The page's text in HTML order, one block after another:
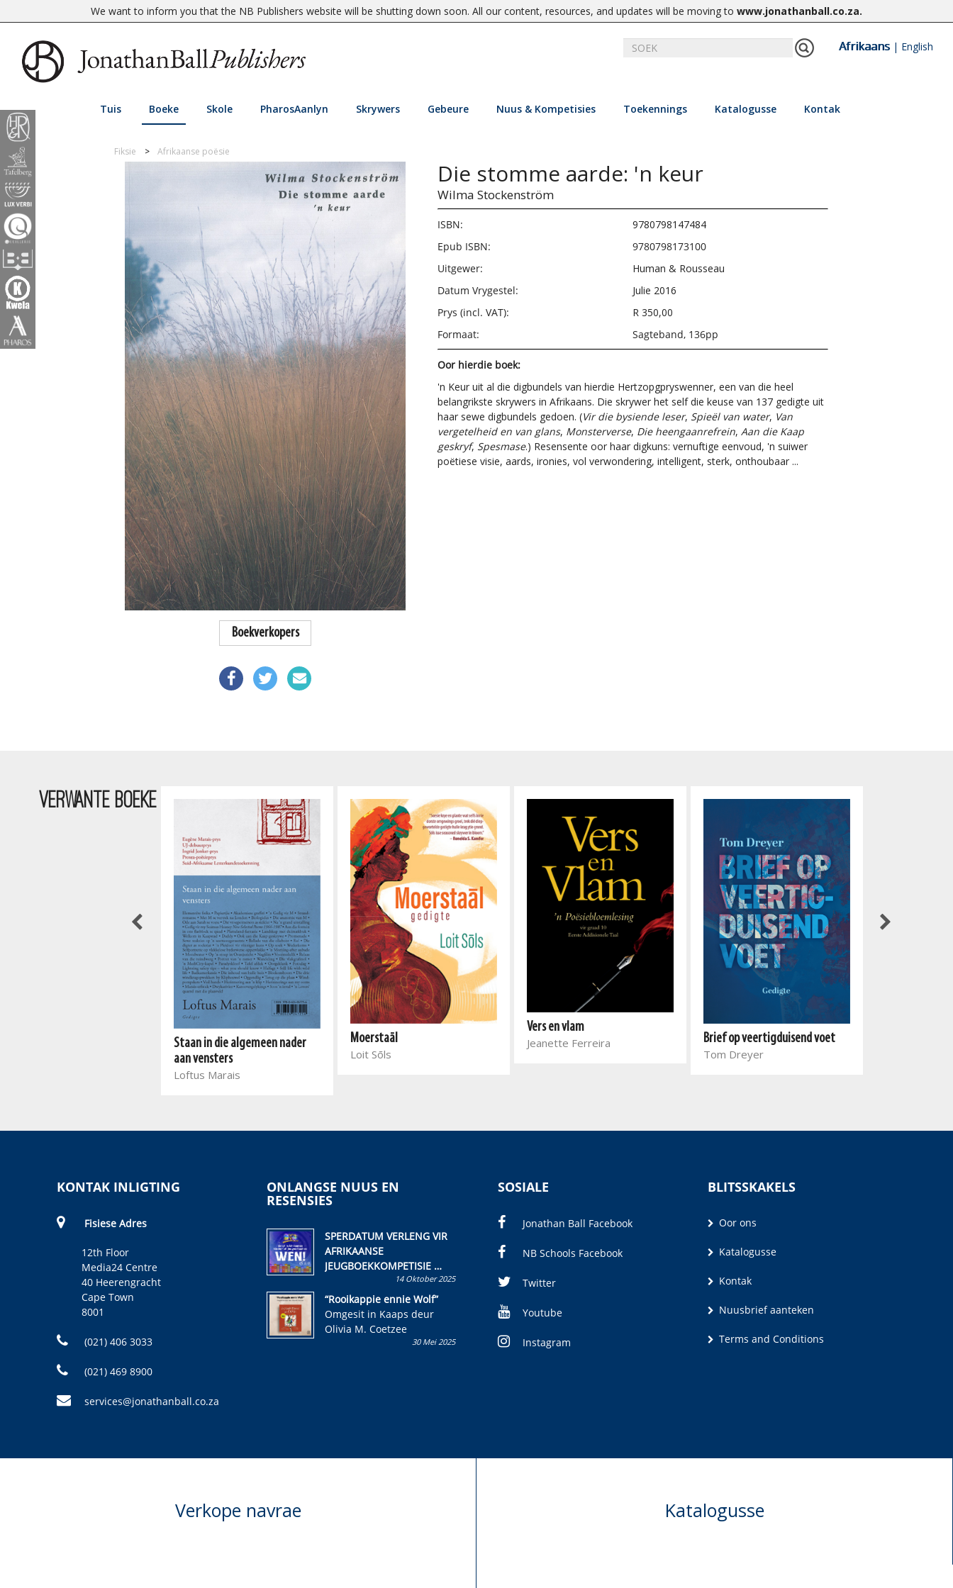
We want to inform you that the NB Publishers website will be shutting down soon. All our content, resources, and updates will be moving to www.jonathanball.co.za.
Afrikaans| English
Tuis Boeke Skole PharosAanlyn Skrywers Gebeure Nuus & Kompetisies Toekennings Katalogusse Kontak
Fiksie Afrikaanse poësie
Boekverkopers
Die stomme aarde: 'n keur
Wilma Stockenström
ISBN:
9780798147484
Epub ISBN:
9780798173100
Uitgewer:
Human & Rousseau
Datum Vrygestel:
Julie 2016
Prys (incl. VAT):
R 350,00
Formaat:
Sagteband, 136pp
Oor hierdie boek:
'n Keur uit al die digbundels van hierdie Hertzopgpryswenner, een van die heel
belangrikste skrywers in Afrikaans. Die skrywer het self die keuse van 137 gedigte uit
haar sewe digbundels gedoen. (Vir die bysiende leser, Spieël van water, Van
vergetelheid en van glans, Monsterverse, Die heengaanrefrein, Aan die Kaap
geskryf, Spesmase.) Resensente oor haar digkuns: vernuftige eenvoud, 'n suiwer
poëtiese visie, aards, ironies, vol verwondering, intelligent, sterk, onthoubaar ...
VERWANTE BOEKE
Staan in die algemeen nader
aan vensters
Loftus Marais
Moerstaāl
Loit Sōls
Vers en vlam
Jeanette Ferreira
Brief op veertigduisend voet
Tom Dreyer
KONTAK INLIGTING
Fisiese Adres
12th Floor
Media24 Centre
40 Heerengracht
Cape Town
8001
(021) 406 3033
(021) 469 8900
services@jonathanball.co.za
ONLANGSE NUUS EN
RESENSIES
SPERDATUM VERLENG VIR
AFRIKAANSE
JEUGBOEKKOMPETISIE
Skryf ’n jeugboek of
kinderboek en staan ’n
kans om R50 000 te wen!
14 Oktober 2025
“Rooikappie ennie Wolf”
Omgesit in Kaaps deur
Olivia M. Coetzee
30 Mei 2025
SOSIALE
Jonathan Ball Facebook
NB Schools Facebook
Twitter
Youtube
Instagram
BLITSSKAKELS
Oor ons
Katalogusse
Kontak
Nuusbrief aanteken
Terms and Conditions
Verkope navrae Katalogusse